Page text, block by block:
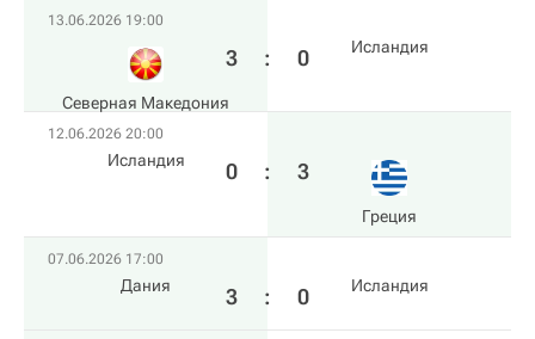
13.06.2026 19:00
Северная Македония
3 : 0 Исландия
12.06.2026 20:00
Исландия 0 : 3
Греция
07.06.2026 17:00
Дания 3 : 0 Исландия